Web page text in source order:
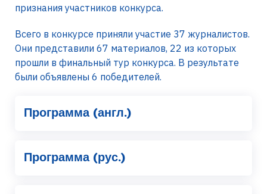
признания участников конкурса.
Всего в конкурсе приняли участие 37 журналистов.
Они представили 67 материалов, 22 из которых
прошли в финальный тур конкурса. В результате
были объявлены 6 победителей.
Программа (англ.)
Программа (рус.)